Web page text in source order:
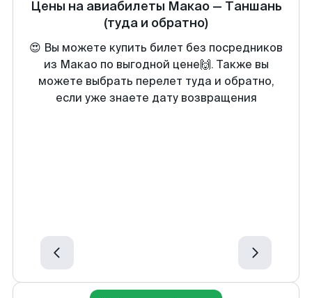
Цены на авиабилеты Макао— Таншань
(туда и обратно)
😍 Вы можете купить билет без посредников
из Макао по выгодной цене🙌. Также вы
можете выбрать перелет туда и обратно,
если уже знаете дату возвращения